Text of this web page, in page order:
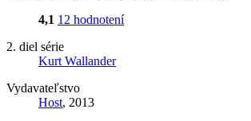
4,1 12 hodnotení
2. diel série
Kurt Wallander
Vydavateľstvo
Host, 2013